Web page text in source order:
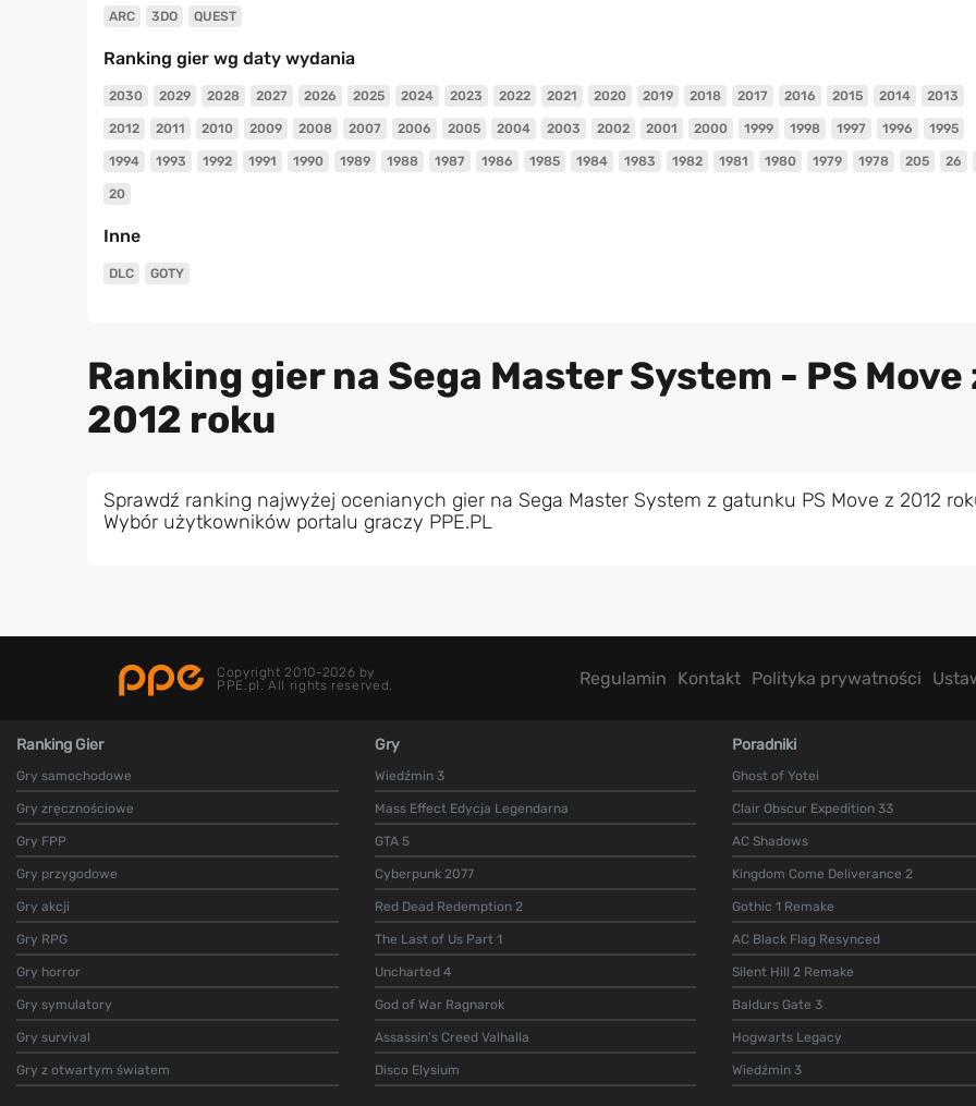
ARC 3DO QUEST
Ranking gier wg daty wydania
2030 2029 2028 2027 2026 2025 2024 2023 2022 2021 2020 2019 2018 2017 2016 2015 2014 2013
2012 2011 2010 2009 2008 2007 2006 2005 2004 2003 2002 2001 2000 1999 1998 1997 1996 1995
1994 1993 1992 1991 1990 1989 1988 1987 1986 1985 1984 1983 1982 1981 1980 1979 1978 205 26
20
Inne
DLC GOTY
Ranking gier na Sega Master System - PS Move
2012 roku
Sprawdź ranking najwyżej ocenianych gier na Sega Master System z gatunku PS Move z 2012
Wybór użytkowników portalu graczy PPE.PL
Copyright 2010-2026 by
PPE.pl. All rights reserved.
Regulamin Kontakt Polityka prywatności
Ranking Gier
Gry samochodowe
Gry zręcznościowe
Gry FPP
Gry przygodowe
Gry akcji
Gry RPG
Gry horror
Gry symulatory
Gry survival
Gry z otwartym światem
Gry
Wiedźmin 3
Mass Effect Edycja Legendarna
GTA 5
Cyberpunk 2077
Red Dead Redemption 2
The Last of Us Part 1
Uncharted 4
God of War Ragnarok
Assassin's Creed Valhalla
Disco Elysium
Poradniki
Ghost of Yotei
Clair Obscur Expedition 33
AC Shadows
Kingdom Come Deliverance 2
Gothic 1 Remake
AC Black Flag Resynced
Silent Hill 2 Remake
Baldurs Gate 3
Hogwarts Legacy
Wiedźmin 3